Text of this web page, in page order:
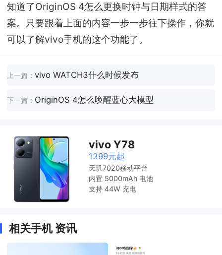
知道了OriginOS 4怎么更换时钟与日期样式的答
案。只要跟着上面的内容一步一步往下操作，你就
可以了解vivo手机的这个功能了。
上一篇：vivo WATCH3什么时候发布
下一篇： OriginOS 4怎么唤醒蓝心大模型
vivo Y78
1399元起
天玑7020移动平台
内置 5000mAh 电池
支持 44W 充电
相关手机 资讯